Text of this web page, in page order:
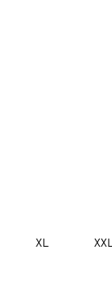
Ferrari Premium
XL